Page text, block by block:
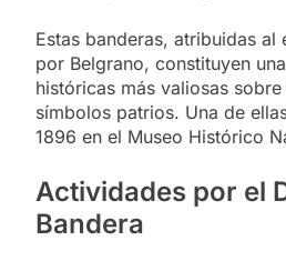
Estas banderas, atribuidas
por Belgrano, constituyen
históricas más valiosas
símbolos patrios. Una de
1896 en el Museo Histórico
Actividades por el
Bandera